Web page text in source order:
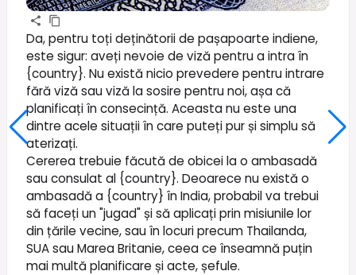
Da, pentru toți deținătorii de pașapoarte indiene,
este sigur: aveți nevoie de viză pentru a intra în
{country}. Nu există nicio prevedere pentru intrare
fără viză sau viză la sosire pentru noi, așa că
planificați în consecință. Aceasta nu este una
dintre acele situații în care puteți pur și simplu să
aterizați.
Cererea trebuie făcută de obicei la o ambasadă
sau consulat al {country}. Deoarece nu există o
ambasadă a {country} în India, probabil va trebui
să faceți un "jugad" și să aplicați prin misiunile lor
din țările vecine, sau în locuri precum Thailanda,
SUA sau Marea Britanie, ceea ce înseamnă puțin
mai multă planificare și acte, șefule.